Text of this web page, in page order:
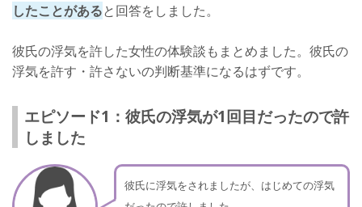
したことがあると回答をしました。
彼氏の浮気を許した女性の体験談もまとめました。彼氏の
浮気を許す・許さないの判断基準になるはずです。
エピソード1：彼氏の浮気が1回目だったので許
しました
彼氏に浮気をされましたが、はじめての浮気